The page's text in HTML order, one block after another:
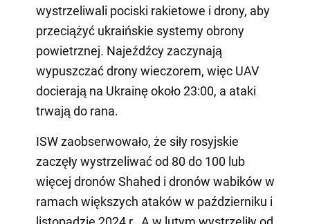
wystrzeliwali pociski rakietowe i drony, aby
przeciążyć ukraińskie systemy obrony
powietrznej. Najeźdźcy zaczynają
wypuszczać drony wieczorem, więc UAV
docierają na Ukrainę około 23:00, a ataki
trwają do rana.
ISW zaobserwowało, że siły rosyjskie
zaczęły wystrzeliwać od 80 do 100 lub
więcej dronów Shahed i dronów wabików w
ramach większych ataków w październiku i